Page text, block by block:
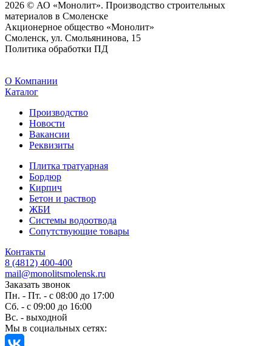
2026 © АО «Монолит». Производство строительных
материалов в Смоленске
Акционерное общество «Монолит»
Смоленск, ул. Смольянинова, 15
Политика обработки ПД
O Компании
Каталог
Производство
Новости
Вакансии
Реквизиты
Плитка тратуарная
Бордюр
Кирпич
Бетон и раствор
ЖБИ
Системы водоотвода
Сопутствующие товары
Контакты
8 (4812) 400-400
mail@monolitsmolensk.ru
Заказать звонок
Пн. - Пт. - с 08:00 до 17:00
Сб. - с 09:00 до 16:00
Вс. - выходной
Мы в социальных сетях: